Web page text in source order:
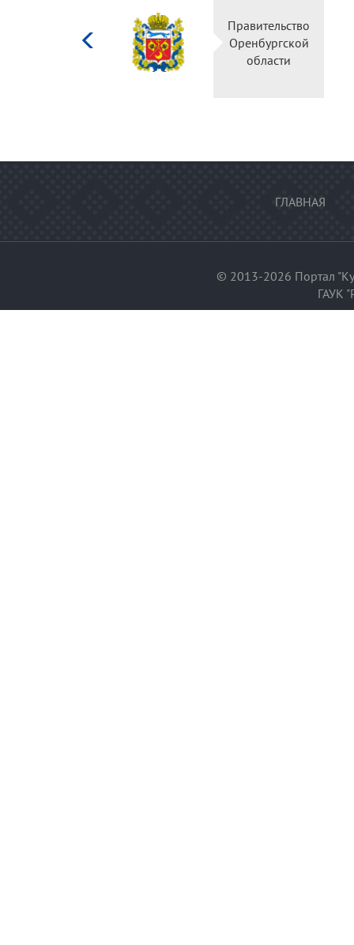
культуры
Российской
Правительство
Оренбургской
области
ГЛАВНАЯ
© 2013-2026 Портал
ГАУК